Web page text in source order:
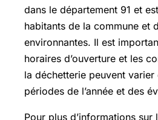
dans le département 91 et
habitants de la commune et
environnantes. Il est
horaires d’ouverture et les
la déchetterie peuvent
périodes de l’année et des
Pour plus d’informations sur